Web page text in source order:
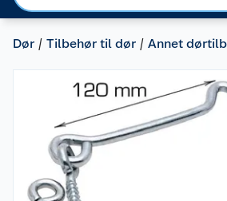
Dør Tilbehør til dør Annet